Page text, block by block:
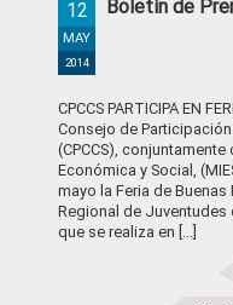
Boletín de
12
MAY
2014
CPCCS PARTICIPA EN
Consejo de
(CPCCS),
Económica y Social,
mayo la Feria de
Regional de Juventudes
que se realiza en [...]